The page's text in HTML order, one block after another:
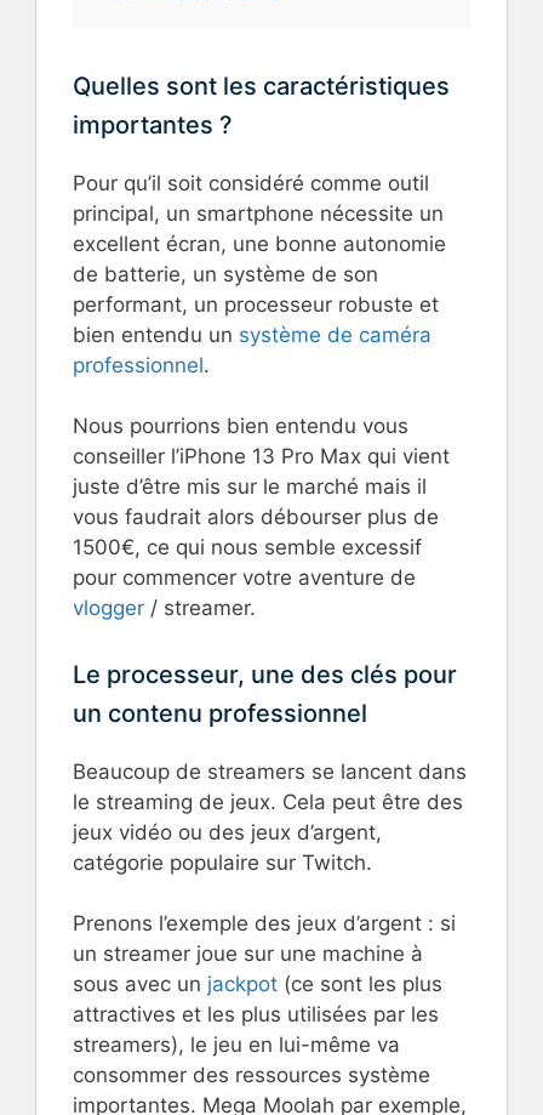
Quelles sont les caractéristiques
importantes ?
Pour qu’il soit considéré comme outil
principal, un smartphone nécessite un
excellent écran, une bonne autonomie
de batterie, un système de son
performant, un processeur robuste et
bien entendu un système de caméra
professionnel.
Nous pourrions bien entendu vous
conseiller l’iPhone 13 Pro Max qui vient
juste d’être mis sur le marché mais il
vous faudrait alors débourser plus de
1500€, ce qui nous semble excessif
pour commencer votre aventure de
vlogger / streamer.
Le processeur, une des clés pour
un contenu professionnel
Beaucoup de streamers se lancent dans
le streaming de jeux. Cela peut être des
jeux vidéo ou des jeux d’argent,
catégorie populaire sur Twitch.
Prenons l’exemple des jeux d’argent : si
un streamer joue sur une machine à
sous avec un jackpot (ce sont les plus
attractives et les plus utilisées par les
streamers), le jeu en lui-même va
consommer des ressources système
importantes. Mega Moolah par exemple,